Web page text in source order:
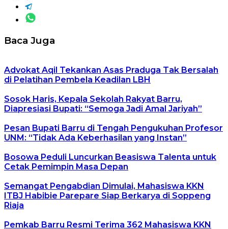
Baca Juga
Advokat Aqil Tekankan Asas Praduga Tak Bersalah
di Pelatihan Pembela Keadilan LBH
Sosok Haris, Kepala Sekolah Rakyat Barru,
Diapresiasi Bupati: “Semoga Jadi Amal Jariyah”
Pesan Bupati Barru di Tengah Pengukuhan Profesor
UNM: “Tidak Ada Keberhasilan yang Instan”
Bosowa Peduli Luncurkan Beasiswa Talenta untuk
Cetak Pemimpin Masa Depan
Semangat Pengabdian Dimulai, Mahasiswa KKN
ITBJ Habibie Parepare Siap Berkarya di Soppeng
Riaja
Pemkab Barru Resmi Terima 362 Mahasiswa KKN